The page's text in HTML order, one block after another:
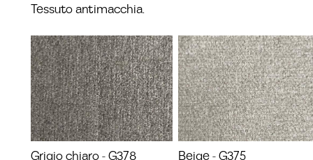
Tessuto antimacchia.
Grigio chiaro - G378 Beige - G375